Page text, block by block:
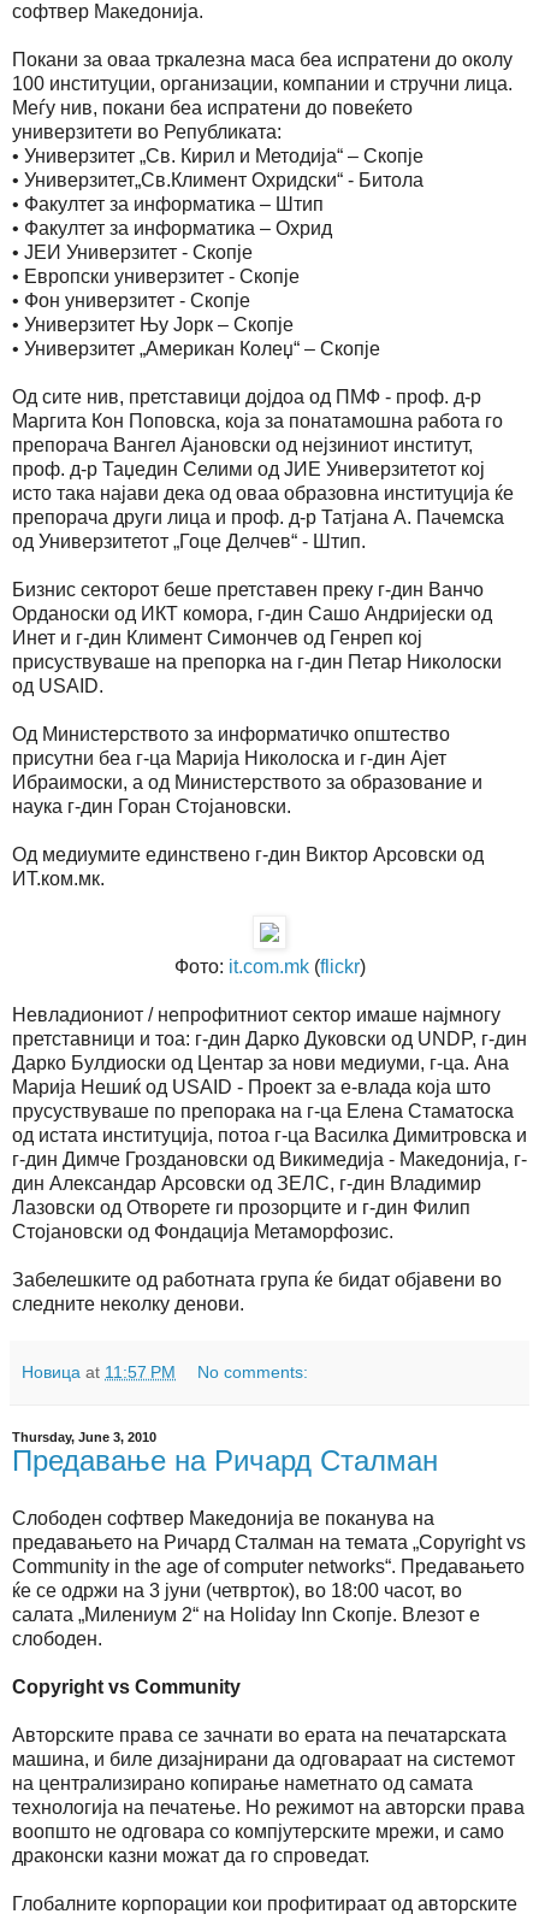
софтвер Македонија.
Покани за оваа тркалезна маса беа испратени до околу
100 институции, организации, компании и стручни лица.
Меѓу нив, покани беа испратени до повеќето
универзитети во Републиката:
• Универзитет „Св. Кирил и Методија“ – Скопје
• Универзитет„Св.Климент Охридски“ - Битола
• Факултет за информатика – Штип
• Факултет за информатика – Охрид
• ЈЕИ Универзитет - Скопје
• Европски универзитет - Скопје
• Фон универзитет - Скопје
• Универзитет Њу Јорк – Скопје
• Универзитет „Американ Колеџ“ – Скопје
Од сите нив, претставици дојдоа од ПМФ - проф. д-р
Маргита Кон Поповска, која за понатамошна работа го
препорача Вангел Ајановски од нејзиниот институт,
проф. д-р Таџедин Селими од ЈИЕ Универзитетот кој
исто така најави дека од оваа образовна институција ќе
препорача други лица и проф. д-р Татјана А. Пачемска
од Универзитетот „Гоце Делчев“ - Штип.
Бизнис секторот беше претставен преку г-дин Ванчо
Орданоски од ИКТ комора, г-дин Сашо Андријески од
Инет и г-дин Климент Симончев од Генреп кој
присуствуваше на препорка на г-дин Петар Николоски
од USAID.
Од Министерството за информатичко општество
присутни беа г-ца Марија Николоска и г-дин Ајет
Ибраимоски, а од Министерството за образование и
наука г-дин Горан Стојановски.
Од медиумите единствено г-дин Виктор Арсовски од
ИТ.ком.мк.
Фото: it.com.mk(flickr)
Невладиониот / непрофитниот сектор имаше најмногу
претставници и тоа: г-дин Дарко Дуковски од UNDP, г-дин
Дарко Булдиоски од Центар за нови медиуми, г-ца. Ана
Марија Нешиќ од USAID - Проект за е-влада која што
прусуствуваше по препорака на г-ца Елена Стаматоска
од истата институција, потоа г-ца Василка Димитровска и
г-дин Димче Гроздановски од Викимедија - Македонија, г-
дин Александар Арсовски од ЗЕЛС, г-дин Владимир
Лазовски од Отворете ги прозорците и г-дин Филип
Стојановски од Фондација Метаморфозис.
Забелешките од работната група ќе бидат објавени во
следните неколку денови.
Новица at 11:57 PM No comments:
Thursday, June 3, 2010
Предавање на Ричард Сталман
Слободен софтвер Македонија ве поканува на
предавањето на Ричард Сталман на темата „Copyright vs
Community in the age of computer networks“. Предавањето
ќе се одржи на 3 јуни (четврток), во 18:00 часот, во
салата „Милениум 2“ на Holiday Inn Скопје. Влезот е
слободен.
Copyright vs Community
Авторските права се зачнати во ерата на печатарската
машина, и биле дизајнирани да одговараат на системот
на централизирано копирање наметнато од самата
технологија на печатење. Но режимот на авторски права
воопшто не одговара со компјутерските мрежи, и само
драконски казни можат да го спроведат.
Глобалните корпорации кои профитираат од авторските